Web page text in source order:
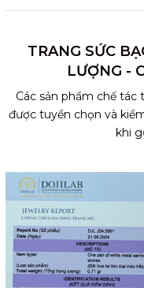
TRANG SỨC
LƯỢNG -
Các sản phẩm chế
được tuyển chọn và
khi